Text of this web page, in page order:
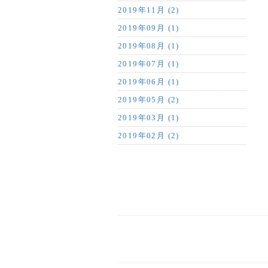
2019年11月 (2)
2019年09月 (1)
2019年08月 (1)
2019年07月 (1)
2019年06月 (1)
2019年05月 (2)
2019年03月 (1)
2019年02月 (2)